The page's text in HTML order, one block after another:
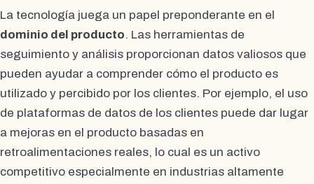
La tecnología juega un papel preponderante en el
dominio del producto. Las herramientas de
seguimiento y análisis proporcionan datos valiosos que
pueden ayudar a comprender cómo el producto es
utilizado y percibido por los clientes. Por ejemplo, el uso
de plataformas de datos de los clientes puede dar lugar
a mejoras en el producto basadas en
retroalimentaciones reales, lo cual es un activo
competitivo especialmente en industrias altamente